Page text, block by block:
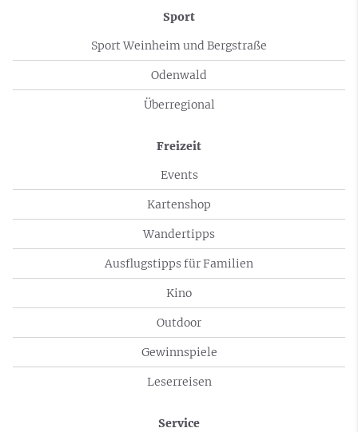
Sport
Sport Weinheim und Bergstraße
Odenwald
Überregional
Freizeit
Events
Kartenshop
Wandertipps
Ausflugstipps für Familien
Kino
Outdoor
Gewinnspiele
Leserreisen
Service